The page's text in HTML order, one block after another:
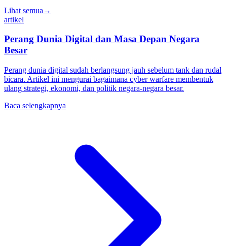
Lihat semua →
artikel
Perang Dunia Digital dan Masa Depan Negara
Besar
Perang dunia digital sudah berlangsung jauh sebelum tank dan rudal
bicara. Artikel ini mengurai bagaimana cyber warfare membentuk
ulang strategi, ekonomi, dan politik negara-negara besar.
Baca selengkapnya